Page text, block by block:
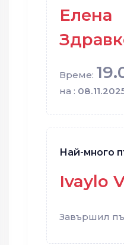
Елена
Време:
на :
Най-много
Ivaylo
Завършил